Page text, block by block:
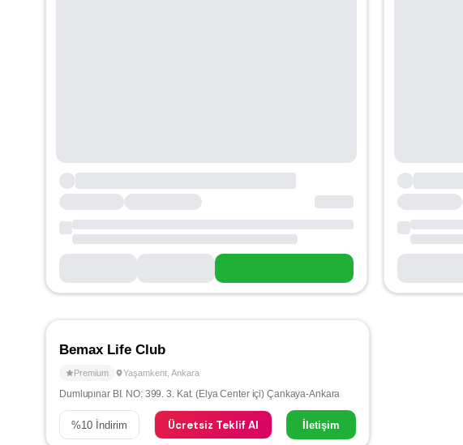
Bemax Life Club
Premium Yaşamkent Ankara
Dumlupınar BI. NO: 399. 3. Kat. (Elya Center içi) Çankaya-Ankara
%10 İndirim Ücretsiz Teklif Al İletişim